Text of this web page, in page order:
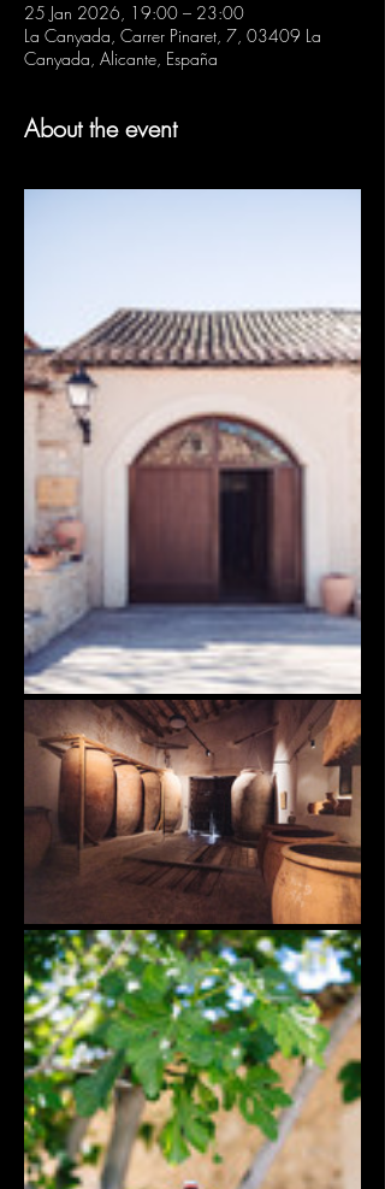
25 Jan 2026, 19:00 – 23:00
La Canyada, Carrer Pinaret, 7, 03409 La
Canyada, Alicante, España
About the event